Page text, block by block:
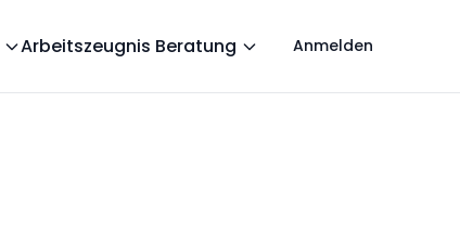
Arbeitszeugnis Beratung Anmelden